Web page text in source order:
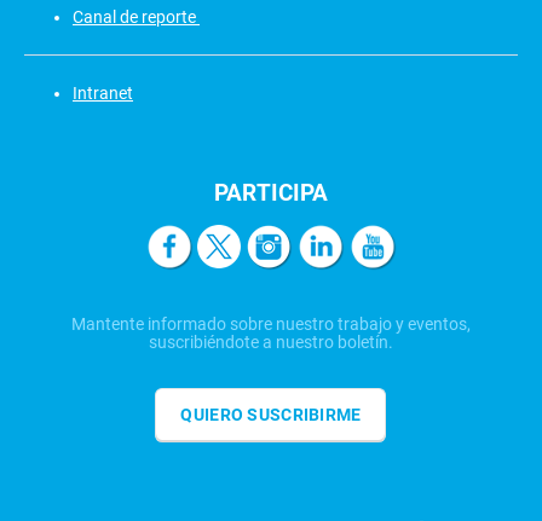
Canal de reporte
Intranet
PARTICIPA
Mantente informado sobre nuestro trabajo y eventos,
suscribiéndote a nuestro boletín.
QUIERO SUSCRIBIRME